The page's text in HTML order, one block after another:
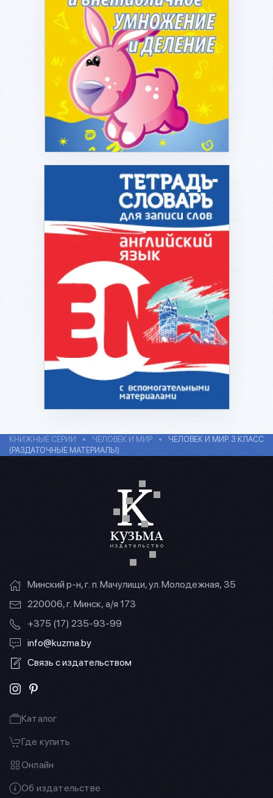
Подробнее...
Подробнее...
КНИЖНЫЕ СЕРИИ ЧЕЛОВЕК И МИР
ЧЕЛОВЕК И МИР. 3 КЛАСС
(РАЗДАТОЧНЫЕ МАТЕРИАЛЫ)
Минский р-н, г. п. Мачулищи, ул. Молодежная, 35
220006, г. Минск, а/я 173
+375 (17) 235-93-99
info@kuzma.by
Связь с издательством
Каталог
Где купить
Онлайн
Об издательстве